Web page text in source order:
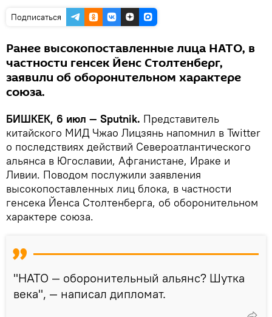
Подписаться
Ранее высокопоставленные лица НАТО, в
частности генсек Йенс Столтенберг,
заявили об оборонительном характере
союза.
БИШКЕК, 6 июл — Sputnik. Представитель
китайского МИД Чжао Лицзянь напомнил в Twitter
о последствиях действий Североатлантического
альянса в Югославии, Афганистане, Ираке и
Ливии. Поводом послужили заявления
высокопоставленных лиц блока, в частности
генсека Йенса Столтенберга, об оборонительном
характере союза.
"НАТО — оборонительный альянс? Шутка
века", — написал дипломат.